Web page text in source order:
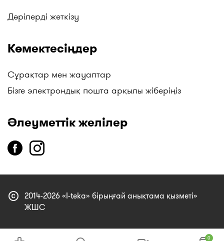
Дәрілерді жеткізу
Көмектесіңдер
Сұрақтар мен жауаптар
Бізге электрондық пошта арқылы жіберіңіз
Әлеуметтік желілер
copyright 2014-2026 «I-teka» бірыңғай анықтама қызметі»
ЖШС
0